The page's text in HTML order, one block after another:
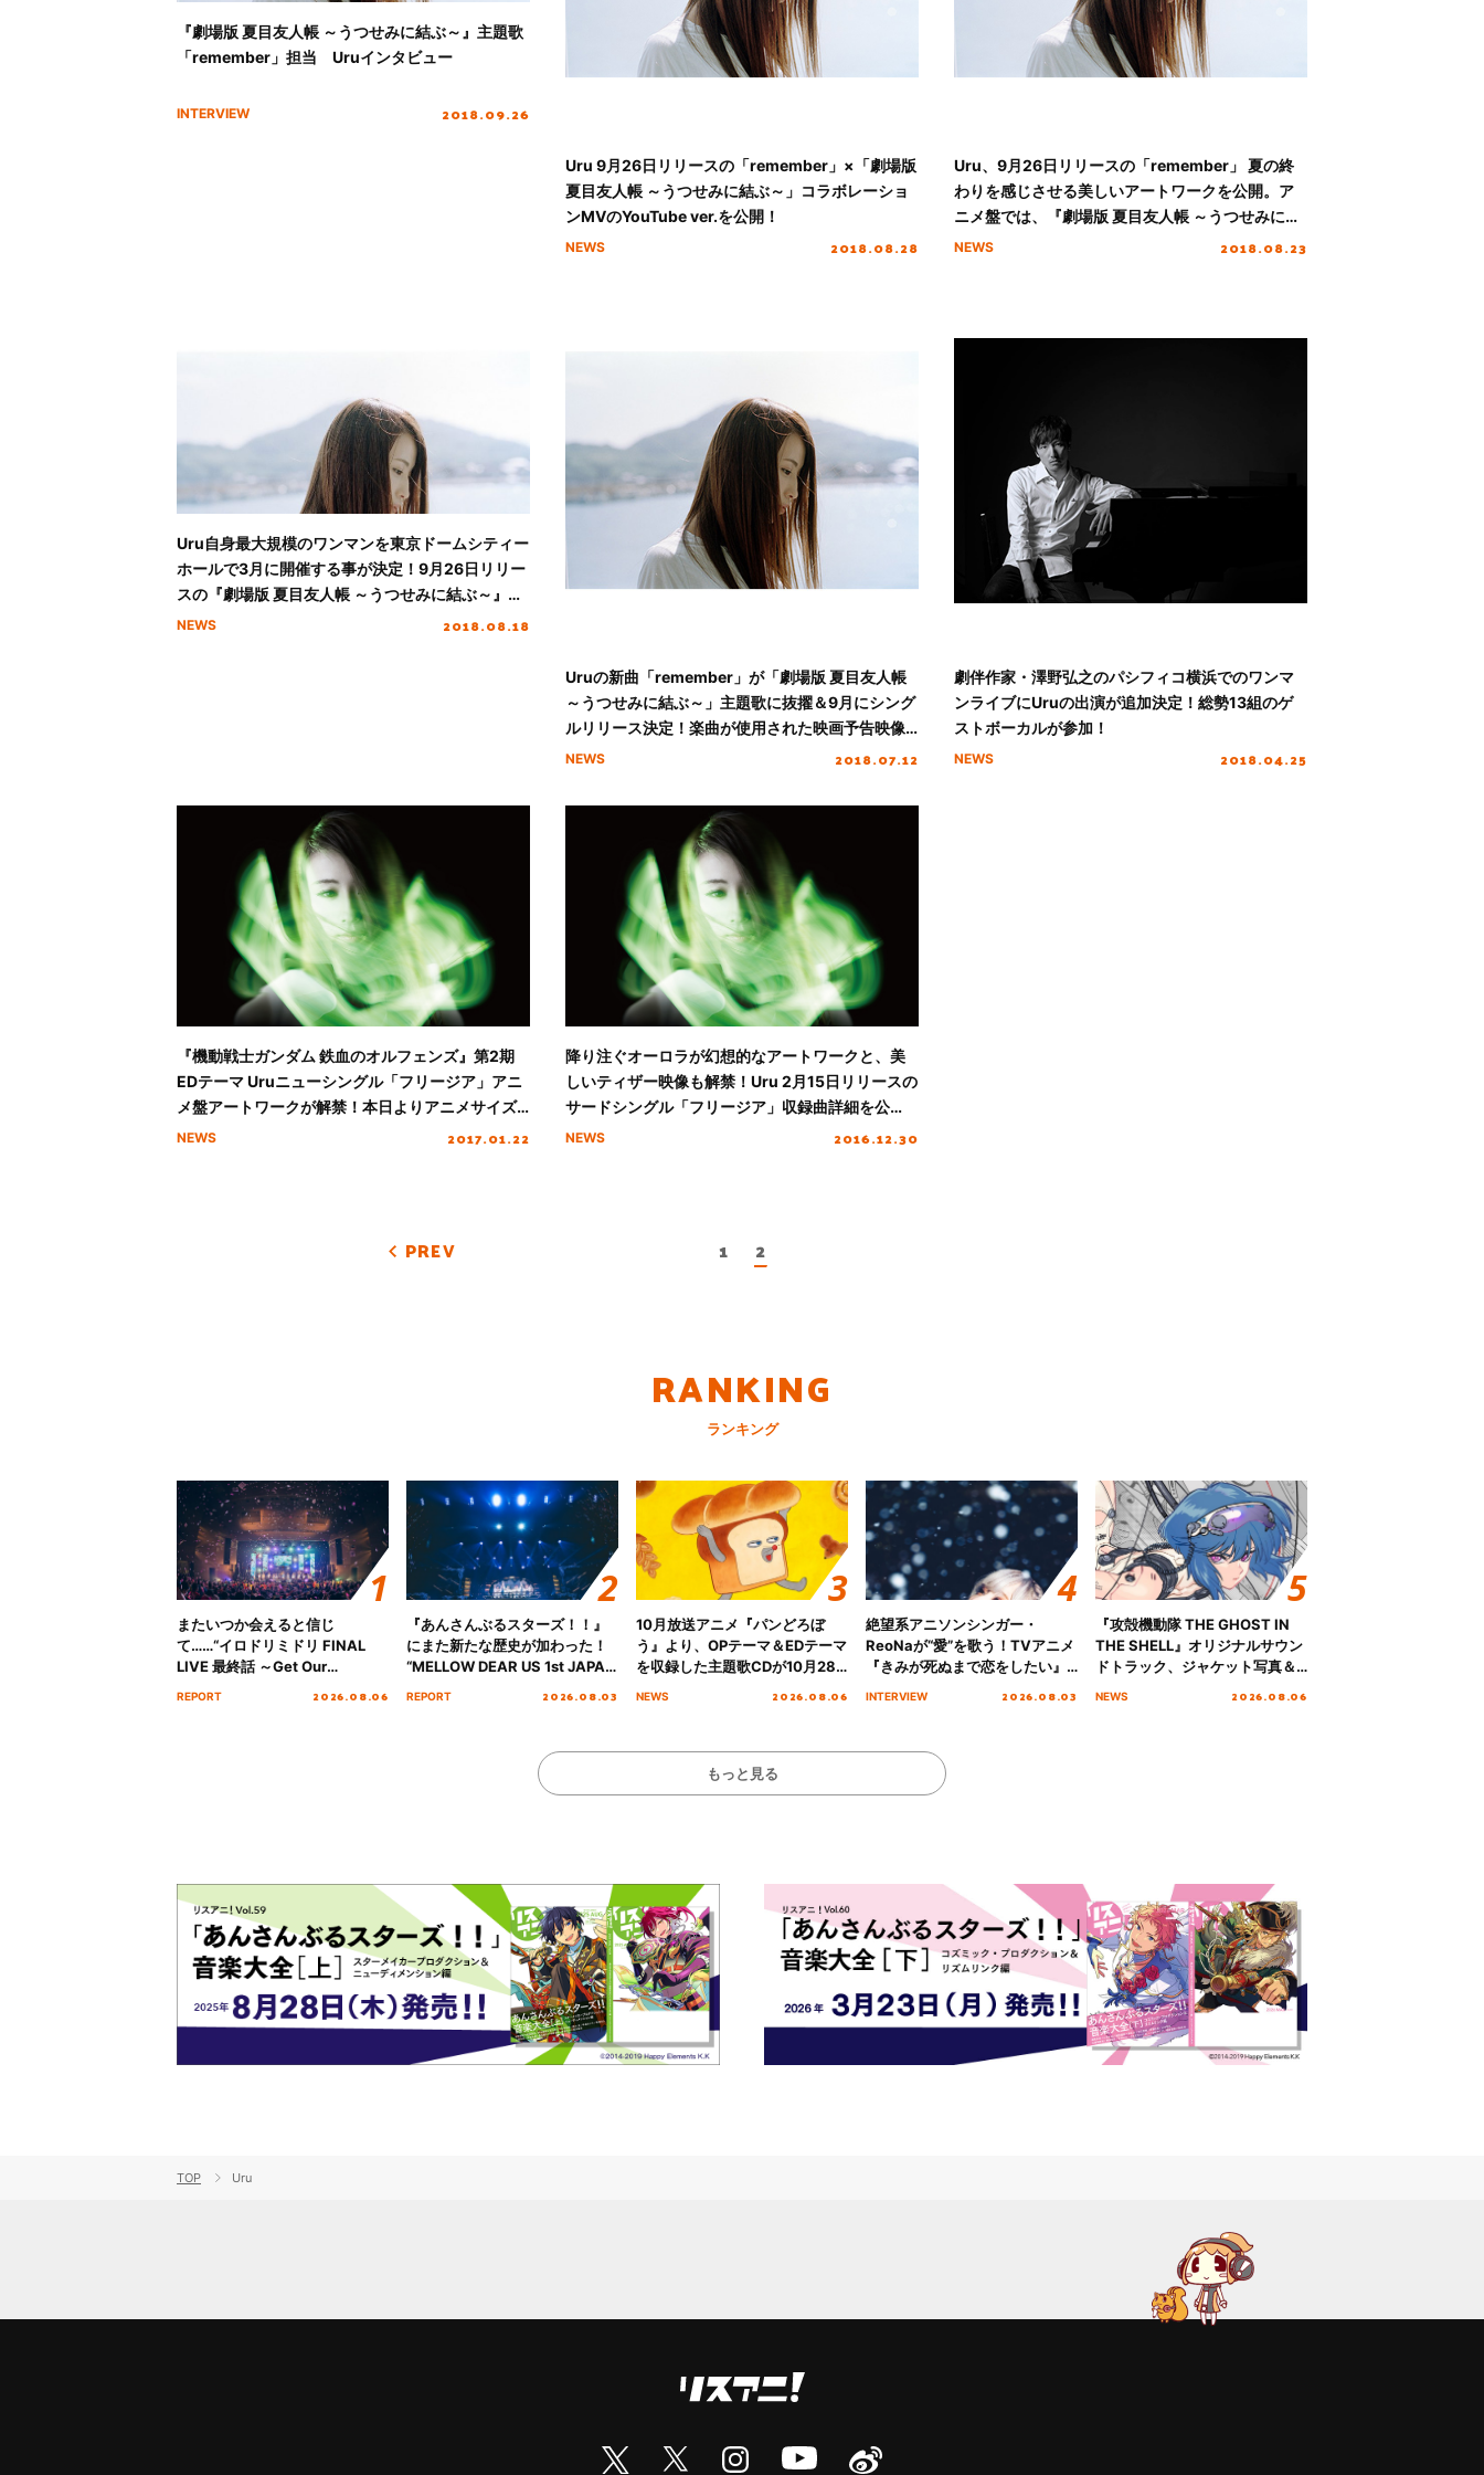
『劇場版 夏目友人帳 ～うつせみに結ぶ～』主題歌
「remember」担当 Uruインタビュー
INTERVIEW 2018.09.26
Uru 9月26日リリースの「remember」×「劇場版
夏目友人帳 ～うつせみに結ぶ～」コラボレーショ
ンMVのYouTube ver.を公開！
NEWS 2018.08.28
Uru、9月26日リリースの「remember」 夏の終
わりを感じさせる美しいアートワークを公開。ア
ニメ盤では、『劇場版 夏目友人帳 ～うつせみに結
ぶ～』描き下ろしトリプルニャンコ先生イラスト
NEWS 2018.08.23
Uru自身最大規模のワンマンを東京ドームシティー
ホールで3月に開催する事が決定！9月26日リリー
スの『劇場版 夏目友人帳 ～うつせみに結ぶ～』主
題歌「remember」詳細解禁
NEWS 2018.08.18
Uruの新曲「remember」が「劇場版 夏目友人帳
～うつせみに結ぶ～」主題歌に抜擢＆9月にシング
ルリリース決定！楽曲が使用された映画予告映像
も公開！！
NEWS 2018.07.12
劇伴作家・澤野弘之のパシフィコ横浜でのワンマ
ンライブにUruの出演が追加決定！総勢13組のゲ
ストボーカルが参加！
NEWS 2018.04.25
『機動戦士ガンダム 鉄血のオルフェンズ』第2期
EDテーマ Uruニューシングル「フリージア」アニ
メ盤アートワークが解禁！本日よりアニメサイズ
の楽曲配信もスタート！
NEWS 2017.01.22
降り注ぐオーロラが幻想的なアートワークと、美
しいティザー映像も解禁！Uru 2月15日リリースの
サードシングル「フリージア」収録曲詳細を公
開！
NEWS 2016.12.30
PREV 1 2
RANKING
ランキング
またいつか会えると信じ
て……“イロドリミドリ FINAL
LIVE 最終話 ～Get Our
REPORT 2026.08.06
『あんさんぶるスターズ！！』
にまた新たな歴史が加わった！
“MELLOW DEAR US 1st JAPAN
!!」Dear 横浜BUNTAI”をレポー
REPORT 2026.08.03
10月放送アニメ『パンどろぼ
う』より、OPテーマ＆EDテーマ
を収録した主題歌CDが10月28
NEWS 2026.08.06
絶望系アニソンシンガー・
ReoNaが“愛”を歌う！TVアニメ
『きみが死ぬまで恋をしたい』
INTERVIEW 2026.08.03
『攻殻機動隊 THE GHOST IN
THE SHELL』オリジナルサウン
ドトラック、ジャケット写真＆
NEWS 2026.08.06
もっと見る
TOP Uru